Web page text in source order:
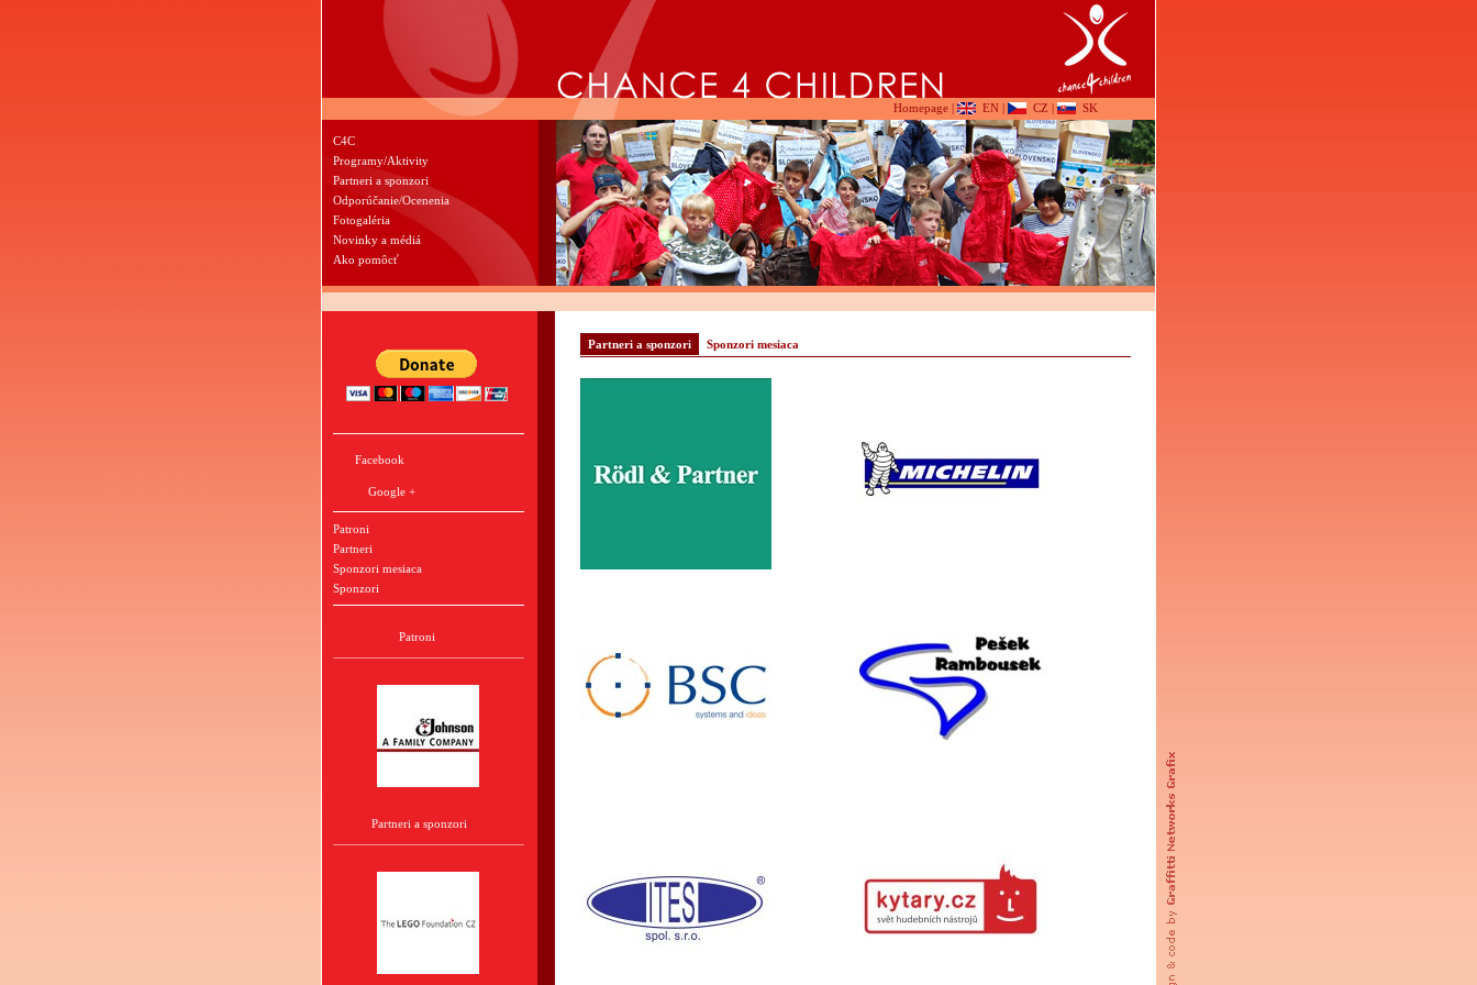
Homepage | EN | CZ | SK
C4C
Programy/Aktivity
Partneri a sponzori
Odporúčanie/Ocenenia
Fotogaléria
Novinky a médiá
Ako pomôcť
Facebook
Google +
Patroni
Partneri
Sponzori mesiaca
Sponzori
Patroni
Partneri a sponzori
Partneri a sponzori Sponzori mesiaca